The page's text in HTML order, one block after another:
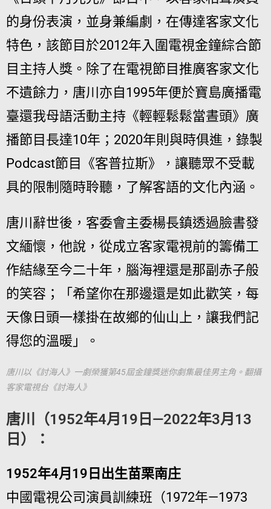
的身份表演，並身兼編劇，在傳達客家文化
特色，該節目於2012年入圍電視金鐘綜合節
目主持人獎。除了在電視節目推廣客家文化
不遺餘力，唐川亦自1995年便於寶島廣播電
臺還我母語活動主持《輕輕鬆鬆當晝頭》廣
播節目長達10年；2020年則與時俱進，錄製
Podcast節目《客普拉斯》，讓聽眾不受載
具的限制隨時聆聽，了解客語的文化內涵。
唐川辭世後，客委會主委楊長鎮透過臉書發
文緬懷，他說，從成立客家電視前的籌備工
作結緣至今二十年，腦海裡還是那副赤子般
的笑容；「希望你在那邊還是如此歡笑，每
天像日頭一樣掛在故鄉的仙山上，讓我們記
得您的溫暖」。
唐川以《討海人》一劇榮獲第45屆金鐘獎迷你劇集最佳男主角。翻攝
客家電視台《討海人》
唐川（1952年4月19日—2022年3月13
日）：
1952年4月19日出生苗栗南庄
中國電視公司演員訓練班（1972年—1973